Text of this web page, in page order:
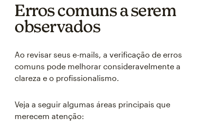
Erros comuns a serem
observados
Ao revisar seus e-mails, a verificação de erros
comuns pode melhorar consideravelmente a
clareza e o profissionalismo.
Veja a seguir algumas áreas principais que
merecem atenção: